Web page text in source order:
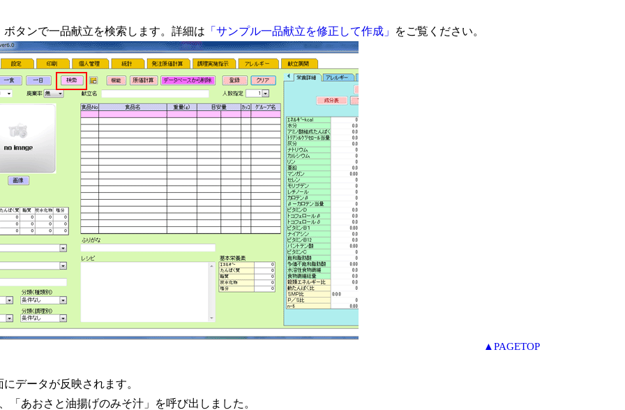
ボタンで一品献立を検索します。詳細は 「サンプル一品献立を修正して作成」 をご覧ください。
▲PAGETOP
にデータが反映されます。
「あおさと油揚げのみそ汁」を呼び出しました。